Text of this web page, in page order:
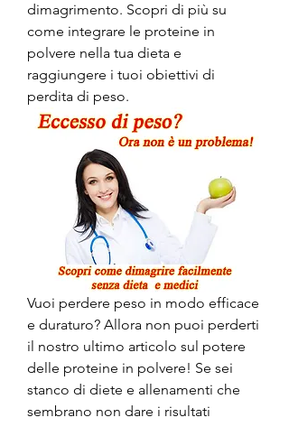
dimagrimento. Scopri di più su
come integrare le proteine ​​in
polvere nella tua dieta e
raggiungere i tuoi obiettivi di
perdita di peso.
Vuoi perdere peso in modo efficace
e duraturo? Allora non puoi perderti
il nostro ultimo articolo sul potere
delle proteine in polvere! Se sei
stanco di diete e allenamenti che
sembrano non dare i risultati